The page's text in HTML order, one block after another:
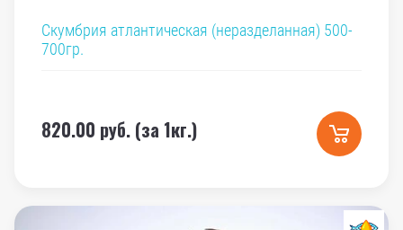
Скумбрия атлантическая (неразделанная) 500-
700гр.
820.00 руб. (за 1кг.)